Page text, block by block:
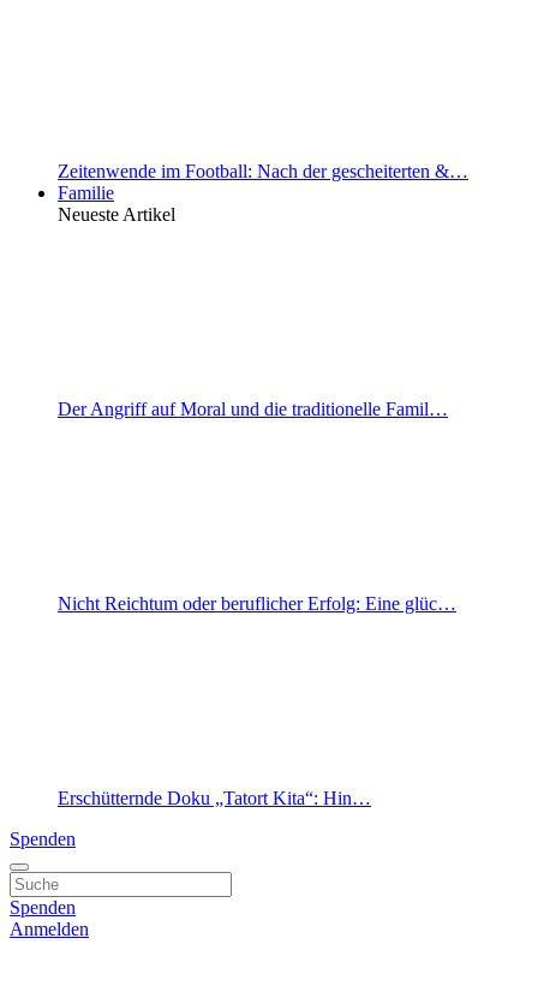
Zeitenwende im Football: Nach der gescheiterten &…
Familie
Neueste Artikel
Der Angriff auf Moral und die traditionelle Famil…
Nicht Reichtum oder beruflicher Erfolg: Eine glüc…
Erschütternde Doku „Tatort Kita“: Hin…
Spenden
Spenden
Anmelden